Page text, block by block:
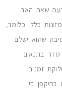
שאם האב
כלל. כלומר,
שום סיבה שהוא ישלם
סדר בתנאים
זמנים
בהיקפן בין